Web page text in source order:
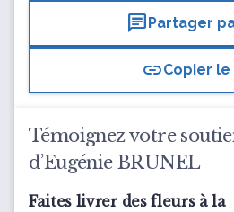
chatPartager
linkCopier le
Témoignez votre
d’Eugénie BRUNEL
Faites livrer des fleurs à la